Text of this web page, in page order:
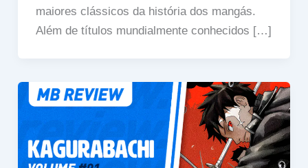
maiores clássicos da história dos mangás.
Além de títulos mundialmente conhecidos […]